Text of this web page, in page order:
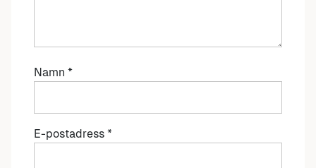
Namn *
E-postadress *